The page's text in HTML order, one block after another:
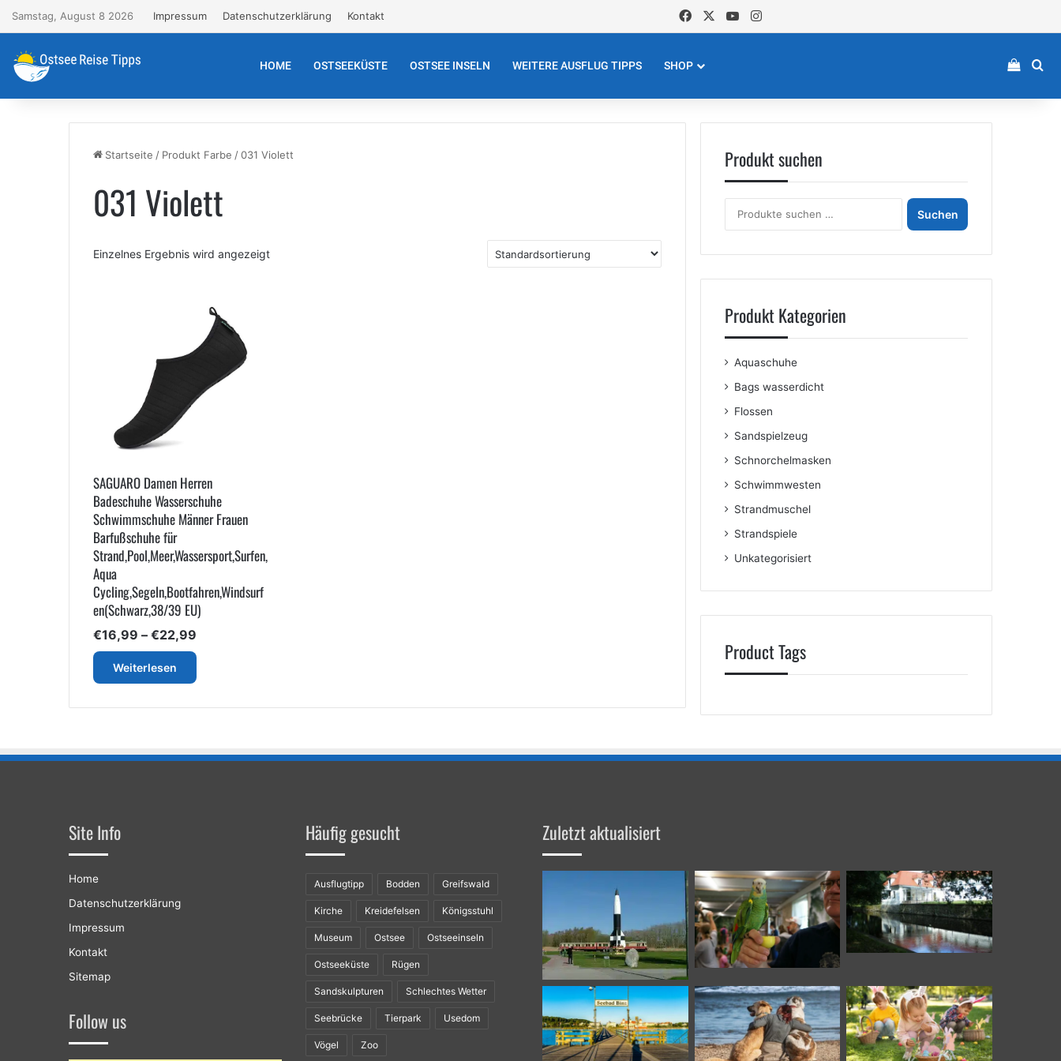
Samstag, August 8 2026 Impressum Datenschutzerklärung Kontakt FacebookYouTubeInstagram
HOME OSTSEEKÜSTE OSTSEE INSELN WEITERE AUSFLUG TIPPS SHOP
Startseite / Produkt Farbe /031 Violett
031 Violett
Einzelnes Ergebnis wird angezeigt
SAGUARO Damen Herren
Badeschuhe Wasserschuhe
Schwimmschuhe Männer Frauen
Barfußschuhe für
Strand,Pool,Meer,Wassersport,Surfen,
Aqua
Cycling,Segeln,Bootfahren,Windsurf
en(Schwarz,38/39 EU)
€16,99 – €22,99
€16,99
€22,99
Weiterlesen
Produkt suchen
nach:
Suchen
Produkt Kategorien
Aquaschuhe
Bags wasserdicht
Flossen
Sandspielzeug
Schnorchelmasken
Schwimmwesten
Strandmuschel
Strandspiele
Unkategorisiert
Product Tags
Site Info
Home
Datenschutzerklärung
Impressum
Kontakt
Sitemap
Follow us
Häufig gesucht
Ausflugtipp Bodden Greifswald
Kirche Kreidefelsen Königsstuhl
Museum Ostsee Ostseeinseln
Ostseeküste Rügen
Sandskulpturen Schlechtes Wetter
Seebrücke Tierpark Usedom
Vögel Zoo
Zuletzt aktualisiert